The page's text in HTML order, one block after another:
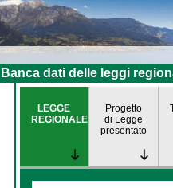
Banca dati delle leggi
LEGGE
REGIONALE
Progetto
di Legge
presentato